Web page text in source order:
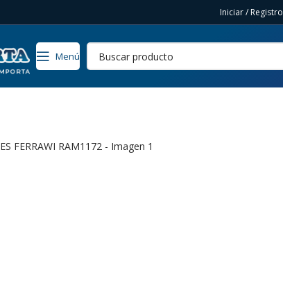
Iniciar / Registro
Menú